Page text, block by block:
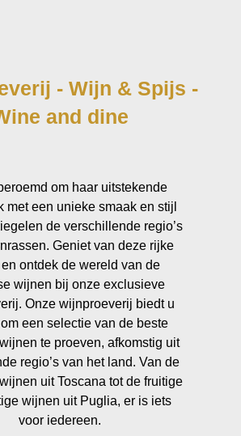
- Wijn & Spijs -
and dine
om haar uitstekende
met een unieke smaak en stijl
de verschillende regio’s
Geniet van deze rijke
ontdek de wereld van de
wijnen bij onze exclusieve
Onze wijnproeverij biedt u
een selectie van de beste
te proeven, afkomstig uit
regio’s van het land. Van de
uit Toscana tot de fruitige
wijnen uit Puglia, er is iets
voor iedereen.